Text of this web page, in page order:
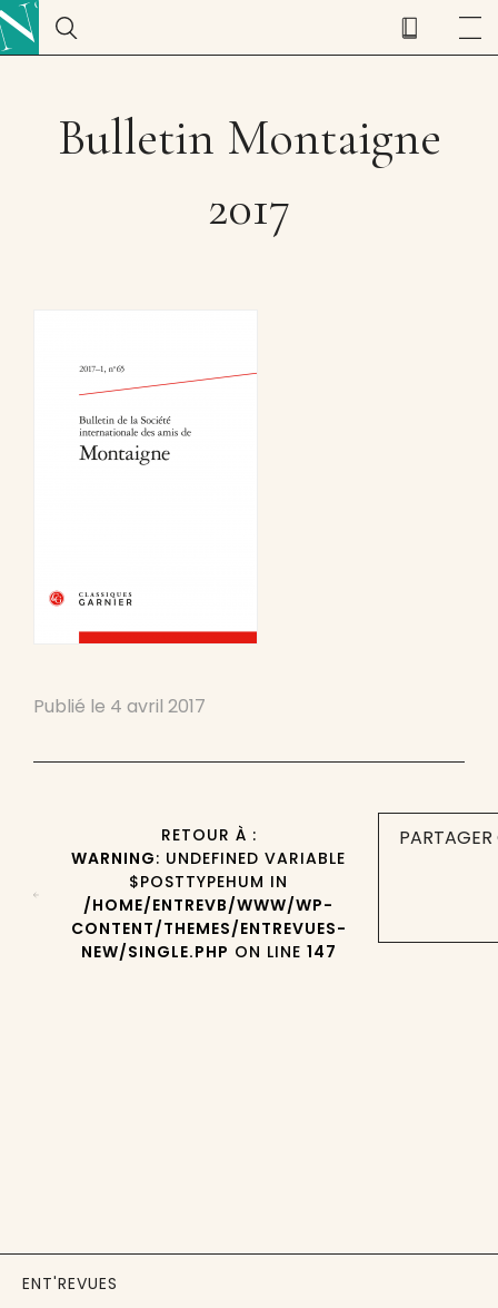
Bulletin Montaigne
2017
Publié le 4 avril 2017
RETOUR À :
WARNING: UNDEFINED VARIABLE
$POSTTYPEHUM IN
/HOME/ENTREVB/WWW/WP-
CONTENT/THEMES/ENTREVUES-
NEW/SINGLE.PHP ON LINE 147
ENT'REVUES